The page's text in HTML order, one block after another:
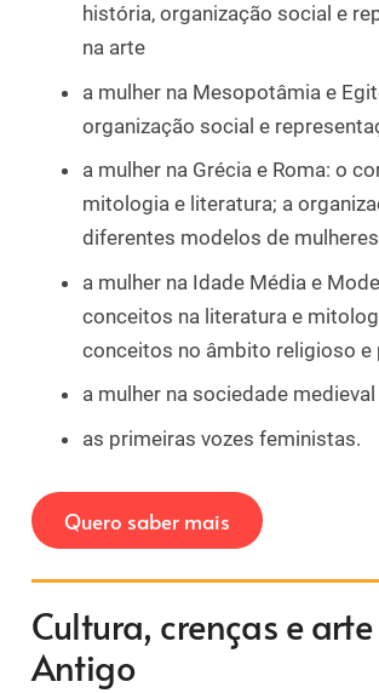
história, organização social e
na arte
a mulher na Mesopotâmia e
organização social e
a mulher na Grécia e Roma: o
mitologia e literatura; a
diferentes modelos de mulheres
a mulher na Idade Média e
conceitos na literatura e
conceitos no âmbito religioso e
a mulher na sociedade
as primeiras vozes feministas.
Quero saber mais
Cultura, crenças e
Antigo